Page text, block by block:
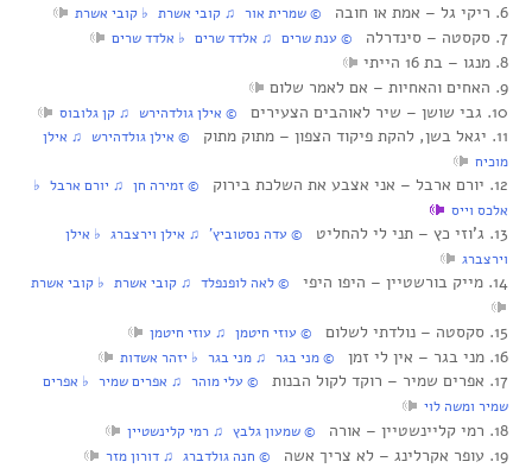
6. ריקי גל‏ – אמת או חובה ‏ © שמרית אור‏ ♫ קובי אשרת‏ ♭ קובי אשרת
7. סקסטה‏ – סינדרלה ‏ © ענת שרים‏ ♫ אלדד שרים‏ ♭ אלדד שרים
8. מנגו‏ – בת 16 הייתי
9. האחים והאחיות‏ – אם לאמר שלום
10. גבי שושן‏ – שיר לאוהבים הצעירים
‏ © אילן גולדהירש‏ ♫ קן גלובוס
11. יגאל בשן, להקת פיקוד הצפון‏ – מתוק מתוק
‏ © אילן גולדהירש‏ ♫ אילן
מוכיח
12. יורם ארבל‏ – אני אצבע את השלכת בירוק
‏ © זמירה חן‏ ♫ יורם ארבל‏ ♭
אלכס וייס
13. ג’וזי כץ‏ – תני לי להחליט
‏ © עדה נסטוביץ’‏ ♫ אילן וירצברג‏ ♭ אילן
וירצברג
14. מייק בורשטיין‏ – היפו היפי ‏ © לאה לופנפלד‏ ♫ קובי אשרת‏ ♭ קובי אשרת
15. סקסטה‏ – נולדתי לשלום ‏ © עוזי חיטמן‏ ♫ עוזי חיטמן
16. מני בגר‏ – אין לי זמן ‏ © מני בגר‏ ♫ מני בגר‏ ♭ יזהר אשדות
17. אפרים שמיר‏ – רוקד לקול הבנות
‏ © עלי מוהר‏ ♫ אפרים שמיר‏ ♭ אפרים
שמיר ומשה לוי
18. רמי קליינשטיין‏ – אורה ‏ © שמעון גלבץ‏ ♫ רמי קלינשטיין
19. עופר אקרלינג‏ – לא צריך אשה ‏ © חנה גולדברג‏ ♫ דורון מזר